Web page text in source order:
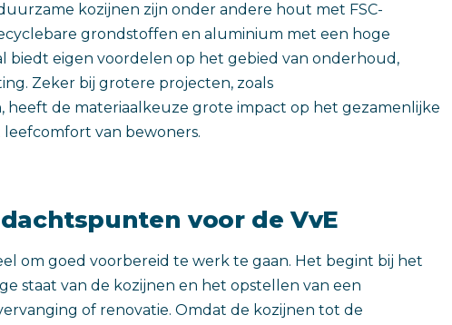
kozijnen zijn onder andere hout met FSC-
grondstoffen en aluminium met een hoge
biedt eigen voordelen op het gebied van onderhoud,
Zeker bij grotere projecten, zoals
de materiaalkeuze grote impact op het gezamenlijke
van bewoners.
voor de VvE
om goed voorbereid te werk te gaan. Het begint bij het
staat van de kozijnen en het opstellen van een
of renovatie. Omdat de kozijnen tot de